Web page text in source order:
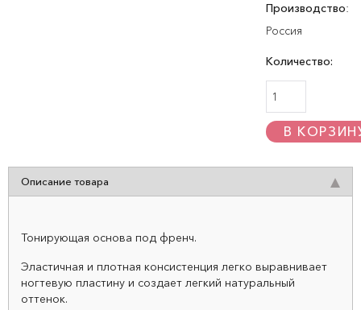
Производство:
Россия
Количество:
Описание товара
Тонирующая основа под френч.
Эластичная и плотная консистенция легко выравнивает
ногтевую пластину и создает легкий натуральный
оттенок.